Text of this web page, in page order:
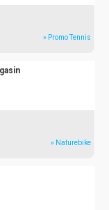
» Promo Tennis
» Naturebike